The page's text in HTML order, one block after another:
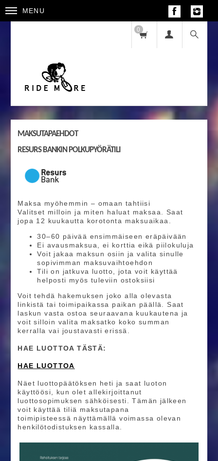
MENU
0
MAKSUTAPAEHDOT
RESURS BANKIN POLKUPYÖRÄTILI
Maksa myöhemmin – omaan tahtiisi
Valitset milloin ja miten haluat maksaa. Saat
jopa 12 kuukautta korotonta maksuaikaa.
30–60 päivää ensimmäiseen eräpäivään
Ei avausmaksua, ei korttia eikä piilokuluja
Voit jakaa maksun osiin ja valita sinulle
sopivimman maksuvaihtoehdon
Tili on jatkuva luotto, jota voit käyttää
helposti myös tuleviin ostoksiisi
Voit tehdä hakemuksen joko alla olevasta
linkistä tai toimipaikassa paikan päällä. Saat
laskun vasta ostoa seuraavana kuukautena ja
voit silloin valita maksatko koko summan
kerralla vai joustavasti erissä.
HAE LUOTTOA TÄSTÄ:
HAE LUOTTOA
Näet luottopäätöksen heti ja saat luoton
käyttöösi, kun olet allekirjoittanut
luottosopimuksen sähköisesti. Tämän jälkeen
voit käyttää tiliä maksutapana
toimipisteessä näyttämällä voimassa olevan
henkilötodistuksen kassalla.